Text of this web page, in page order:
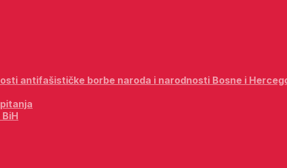
antifašističke borbe naroda i narodnosti Bosne i